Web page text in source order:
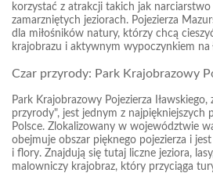
korzystać z atrakcji takich jak
zamarzniętych jeziorach. Pojezierza
dla miłośników natury, którzy chcą
krajobrazu i aktywnym wypoczynkiem na
Czar przyrody: Park Krajobrazowy
Park Krajobrazowy Pojezierza
przyrody", jest jednym z
Polsce. Zlokalizowany w województwie
obejmuje obszar pięknego pojezierza i
i flory. Znajdują się tutaj liczne jeziora,
malowniczy krajobraz, który przyciąga